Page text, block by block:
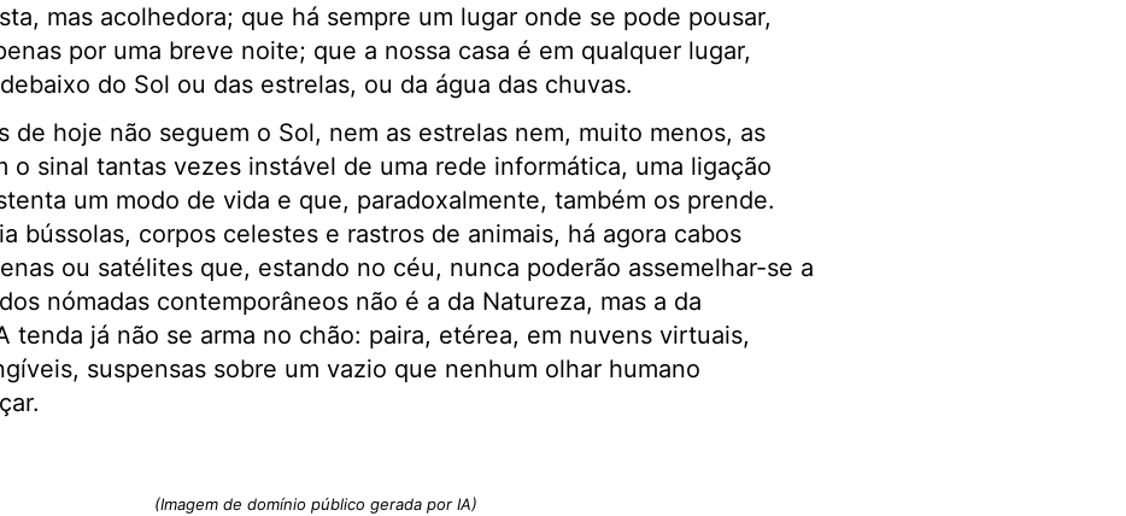
mas acolhedora; que há sempre um lugar onde se pode pousar,
por uma breve noite; que a nossa casa é em qualquer lugar,
do Sol ou das estrelas, ou da água das chuvas.
de hoje não seguem o Sol, nem as estrelas nem, muito menos, as
o sinal tantas vezes instável de uma rede informática, uma ligação
um modo de vida e que, paradoxalmente, também os prende.
bússolas, corpos celestes e rastros de animais, há agora cabos
ou satélites que, estando no céu, nunca poderão assemelhar-se a
nómadas contemporâneos não é a da Natureza, mas a da
tenda já não se arma no chão: paira, etérea, em nuvens virtuais,
suspensas sobre um vazio que nenhum olhar humano
(Imagem de domínio público gerada por IA)